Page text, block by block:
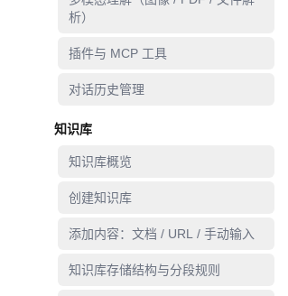
析）
插件与 MCP 工具
对话历史管理
知识库
知识库概览
创建知识库
添加内容：文档 / URL / 手动输入
知识库存储结构与分段规则